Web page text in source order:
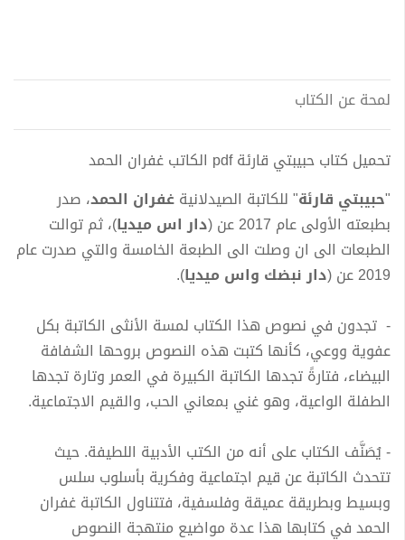
لمحة عن الكتاب
تحميل كتاب حبيبتي قارئة pdf الكاتب غفران الحمد
"حبيبتي قارئة" للكاتبة الصيدلانيةغفران الحمد، صدر
بطبعته الأولى عام 2017 عن (
دار اس ميديا)، ثم توالت
الطبعات الى ان وصلت الى الطبعة الخامسة والتي صدرت عام
2019 عن (
دار نبضك واس ميديا).
- تجدون في نصوص هذا الكتاب لمسة الأنثى الكاتبة بكل
عفوية ووعي، كأنها كتبت هذه النصوص بروحها الشفافة
البيضاء، فتارةً تجدها الكاتبة الكبيرة في العمر وتارة تجدها
الطفلة الواعية، وهو غني بمعاني الحب، والقيم الاجتماعية.
- يُصَنَّف الكتاب على أنه من الكتب الأدبية اللطيفة. حيث
تتحدث الكاتبة عن قيم اجتماعية وفكرية بأسلوب سلس
وبسيط وبطريقة عميقة وفلسفية، فتتناول الكاتبة غفران
الحمد في كتابها هذا عدة مواضيع منتهجة النصوص